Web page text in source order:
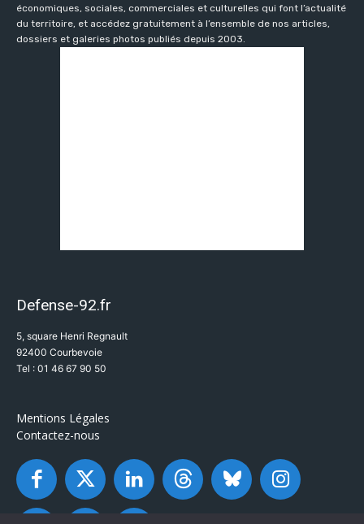
économiques, sociales, commerciales et culturelles qui font l’actualité
du territoire, et accédez gratuitement à l’ensemble de nos articles,
dossiers et galeries photos publiés depuis 2003.
Defense-92.fr
5, square Henri Regnault
92400 Courbevoie
Tel : 01 46 67 90 50
Mentions Légales
Contactez-nous